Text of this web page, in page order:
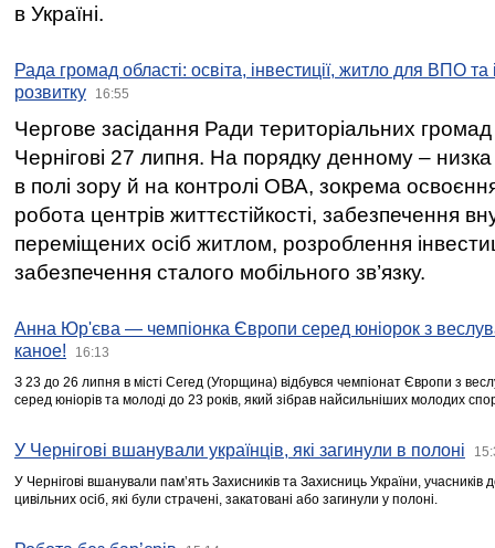
в Україні.
Рада громад області: освіта, інвестиції, житло для ВПО
розвитку
16:55
Чергове засідання Ради територіальних громад
Чернігові 27 липня. На порядку денному –
в полі зору й на контролі ОВА, зокрема освоєння
робота центрів життєстійкості, забезпечення
переміщених осіб житлом, розроблення
забезпечення сталого мобільного зв’язку.
Анна Юр'єва — чемпіонка Європи серед юніорок з
каное!
16:13
З 23 до 26 липня в місті Сегед (Угорщина) відбувся чемпіонат Європи з
серед юніорів та молоді до 23 років, який зібрав найсильніших молодих
У Чернігові вшанували українців, які загинули в полоні
У Чернігові вшанували пам’ять Захисників та Захисниць України,
цивільних осіб, які були страчені, закатовані або загинули у полоні.